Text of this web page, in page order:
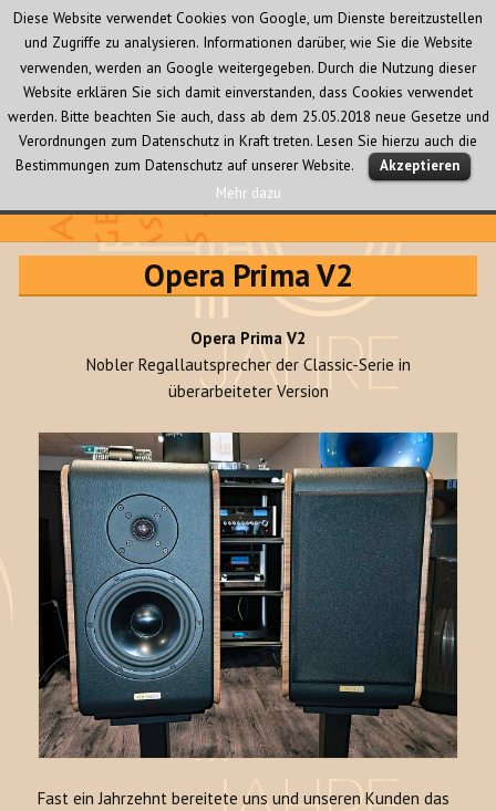
Audio Creativ
MENÜ
UND
Opera Prima V2
Opera Prima V2
Nobler Regallautsprecher der Classic-Serie in
überarbeiteter Version
Fast ein Jahrzehnt bereitete uns und unseren Kunden das
Diese Website verwendet Cookies von Google, um Dienste bereitzustellen
und Zugriffe zu analysieren. Informationen darüber, wie Sie die Website
verwenden, werden an Google weitergegeben. Durch die Nutzung dieser
Website erklären Sie sich damit einverstanden, dass Cookies verwendet
werden. Bitte beachten Sie auch, dass ab dem 25.05.2018 neue Gesetze und
Verordnungen zum Datenschutz in Kraft treten. Lesen Sie hierzu auch die
Bestimmungen zum Datenschutz auf unserer Website.
Akzeptieren
Mehr dazu